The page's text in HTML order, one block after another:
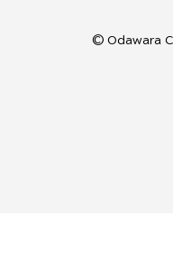
© Odawara